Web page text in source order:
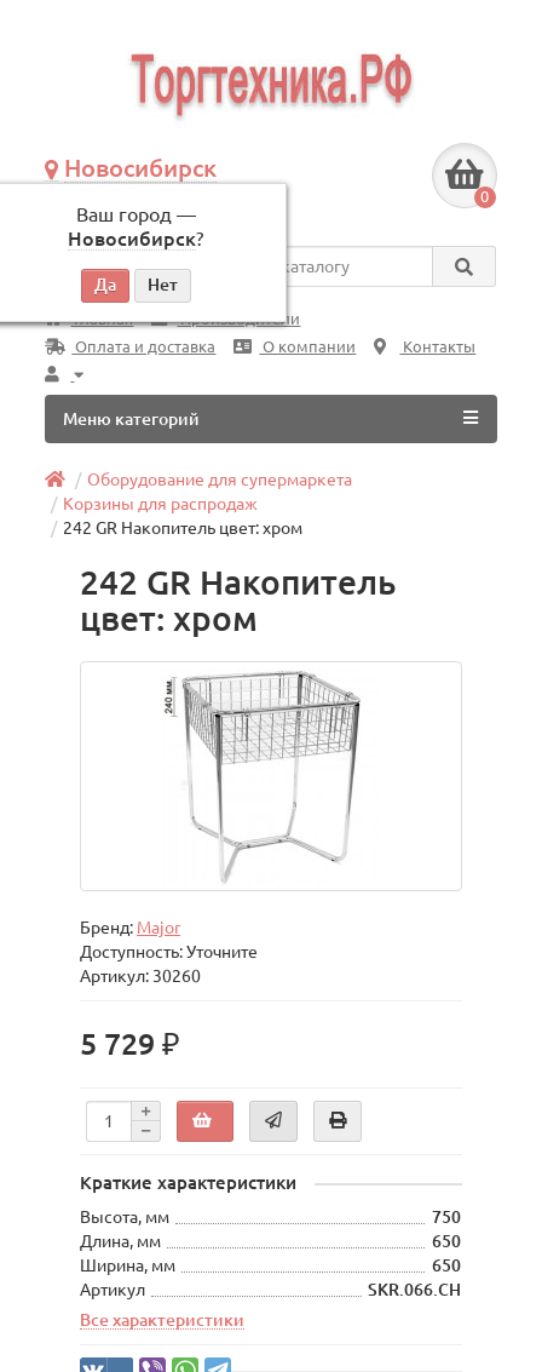
Новосибирск
Ваш город —
Новосибирск?
по будням, с 09:00 до 18:00
0
Везде
Главная
Производители
Оплата и доставка
О компании Контакты
Меню категорий
Оборудование для супермаркета
Корзины для распродаж
242 GR Накопитель цвет: хром
242 GR Накопитель
цвет: хром
Бренд: Major
Доступность: Уточните
Артикул: 30260
5 729 ₽
Краткие характеристики
Высота, мм
750
Длина, мм
650
Ширина, мм
650
Артикул
SKR.066.CH
Все характеристики